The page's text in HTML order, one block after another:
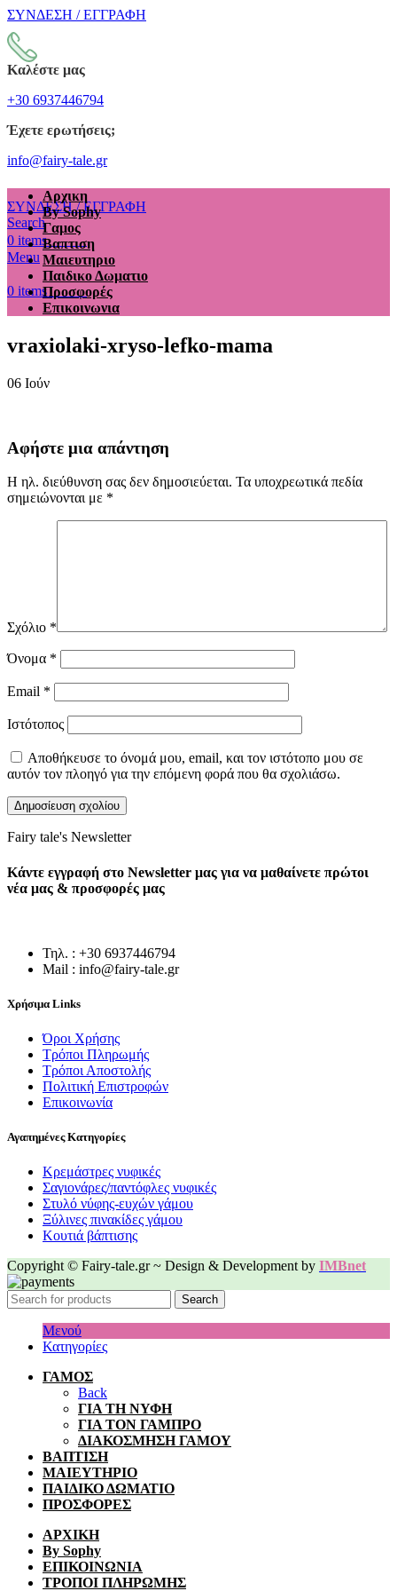
ΣΥΝΔΕΣΗ / ΕΓΓΡΑΦΗ
Καλέστε μας
+30 6937446794
Έχετε ερωτήσεις;
info@fairy-tale.gr
ΣΥΝΔΕΣΗ / ΕΓΓΡΑΦΗ
Search
0 items €0.00
Menu
0 items €0.00
Αρχικη
By Sophy
Γαμος
Βαπτιση
Μαιευτηριο
Παιδικο Δωματιο
Προσφορές
Επικοινωνια
vraxiolaki-xryso-lefko-mama
06 Ιούν
Αφήστε μια απάντηση
Η ηλ. διεύθυνση σας δεν δημοσιεύεται. Τα υποχρεωτικά πεδία
σημειώνονται με *
Σχόλιο *
Όνομα *
Email *
Ιστότοπος
Αποθήκευσε το όνομά μου, email, και τον ιστότοπο μου σε
αυτόν τον πλοηγό για την επόμενη φορά που θα σχολιάσω.
Fairy tale's Newsletter
Κάντε εγγραφή στο Newsletter μας για να μαθαίνετε πρώτοι
νέα μας & προσφορές μας
Τηλ. : +30 6937446794
Mail : info@fairy-tale.gr
Χρήσιμα Links
Όροι Χρήσης
Τρόποι Πληρωμής
Τρόποι Αποστολής
Πολιτική Επιστροφών
Επικοινωνία
Αγαπημένες Κατηγορίες
Κρεμάστρες νυφικές
Σαγιονάρες/παντόφλες νυφικές
Στυλό νύφης-ευχών γάμου
Ξύλινες πινακίδες γάμου
Κουτιά βάπτισης
Copyright © Fairy-tale.gr ~ Design & Development by IMBnet
Search
Μενού
Κατηγορίες
ΓΑΜΟΣ
Back
ΓΙΑ ΤΗ ΝΥΦΗ
ΓΙΑ ΤΟΝ ΓΑΜΠΡΟ
ΔΙΑΚΟΣΜΗΣΗ ΓΑΜΟΥ
ΒΑΠΤΙΣΗ
ΜΑΙΕΥΤΗΡΙΟ
ΠΑΙΔΙΚΟ ΔΩΜΑΤΙΟ
ΠΡΟΣΦΟΡΕΣ
ΑΡΧΙΚΗ
By Sophy
ΕΠΙΚΟΙΝΩΝΙΑ
ΤΡΟΠΟΙ ΠΛΗΡΩΜΗΣ